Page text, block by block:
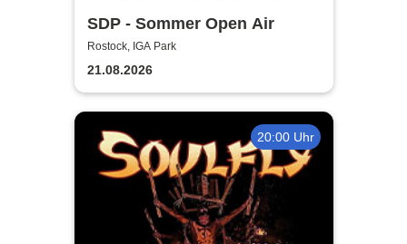
SDP - Sommer Open Air
Rostock, IGA Park
21.08.2026
20:00 Uhr